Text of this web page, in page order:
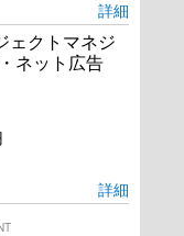
詳細
ェクトマネジ
ネット広告
詳細